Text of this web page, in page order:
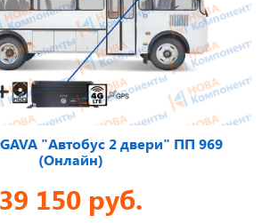
Акции. Скидки.
Спецпредложения.
Узнать подробнее...
Отвечаем на актуальные
вопросы
"Автобус 2 двери" ПП 969
(Онлайн)
39 150 руб.